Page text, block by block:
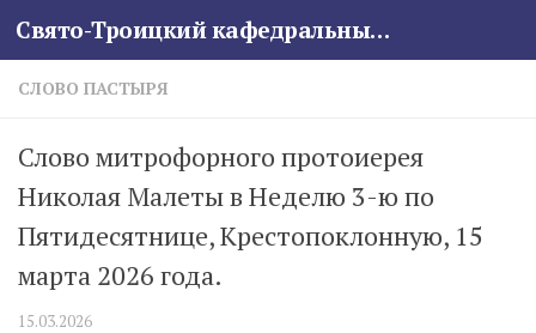
Skip to content Свято-Троицкий кафедральный собор
СЛОВО ПАСТЫРЯ
Слово митрофорного протоиерея
Николая Малеты в Неделю 3-ю по
Пятидесятнице, Крестопоклонную, 15
марта 2026 года.
15.03.2026